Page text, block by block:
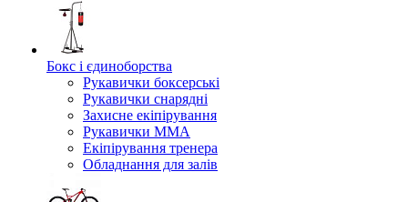
Бокс і єдиноборства
Рукавички боксерські
Рукавички снарядні
Захисне екіпірування
Рукавички ММА
Екіпірування тренера
Обладнання для залів